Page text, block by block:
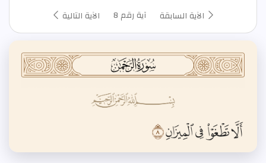
الآية السابقة آية رقم 8 الآية التالية